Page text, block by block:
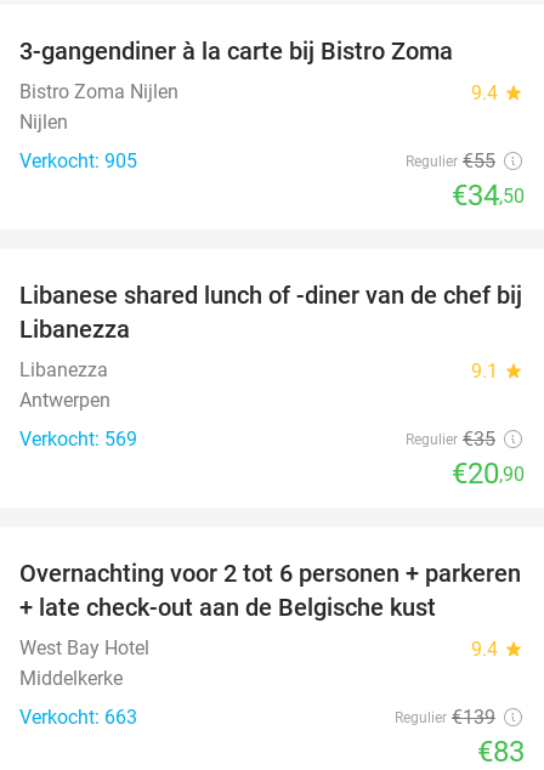
3-gangendiner à la carte bij Bistro Zoma
Bistro Zoma Nijlen 9.4 star
Nijlen
Verkocht: 905
Regulier €55
€34,50
40%
Libanese shared lunch of -diner van de chef bij
Libanezza
Libanezza 9.1 star
Antwerpen
Verkocht: 569
Regulier €35
€20,90
40%
Overnachting voor 2 tot 6 personen + parkeren
+ late check-out aan de Belgische kust
West Bay Hotel 9.4 star
Middelkerke
Verkocht: 663
Regulier €139
€83